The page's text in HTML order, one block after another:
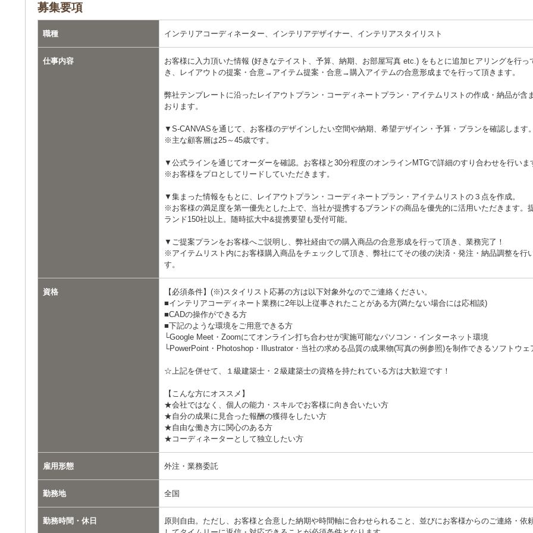
募集要項
職種 インテリアコーディネーター、インテリアデザイナー、インテリアスタイリスト
仕事内容
お客様に入力頂いた情報 (好きなテイスト、予算、納期、お部屋写真 etc.) をもとに追加ヒアリングを行っ
き、レイアウトの提案・合意→アイテム提案・合意→購入アイテムの合意形成までを行って頂きます。
弊社テンプレートに沿ったレイアウトプラン・コーディネートプラン・アイテムリストの作成・納品が含
おります。
▼S-CANVASを通じて、お客様のデザインしたい空間や納期、希望デザイン・予算・プランを確認します。
※主な顧客層は25～45歳です。
▼公式ラインを通じてオーダーを確認。お客様と30分程度のオンラインMTGで詳細のすり合わせを行いま
※お客様をプロとしてリードしていただきます。
▼集まった情報をもとに、レイアウトプラン・コーディネートプラン・アイテムリストの３点を作成。
※お客様の満足度を第一優先とした上で、当社が提携するブランドの商品を優先的に活用いただきます。
ランド150社以上。随時拡大中&提携要望も受付可能。
▼ご提案プランをお客様へご説明し、弊社経由での購入商品の合意形成を行って頂き、業務完了！
※アイテムリスト内にお客様購入商品をチェックして頂き、弊社にてその後の決済・発注・納品調整を行
す。
資格
【必須条件】(※)スタイリスト応募の方は以下対象外なのでご連絡ください。
■インテリアコーディネート業務に2年以上従事されたことがある方(満たない場合には応相談)
■CADの操作ができる方
■下記のような環境をご用意できる方
└Google Meet・Zoomにてオンライン打ち合わせが実施可能なパソコン・インターネット環境
└PowerPoint・Photoshop・Illustrator・当社の求める品質の成果物(写真の例参照)を制作できるソフトウェ
☆上記を併せて、１級建築士・２級建築士の資格を持たれている方は大歓迎です！
【こんな方にオススメ】
★会社ではなく、個人の能力・スキルでお客様に向き合いたい方
★自分の成果に見合った報酬の獲得をしたい方
★自由な働き方に関心のある方
★コーディネーターとして独立したい方
雇用形態 外注・業務委託
勤務地 全国
勤務時間・休日
原則自由。ただし、お客様と合意した納期や時間軸に合わせられること、並びにお客様からのご連絡・依